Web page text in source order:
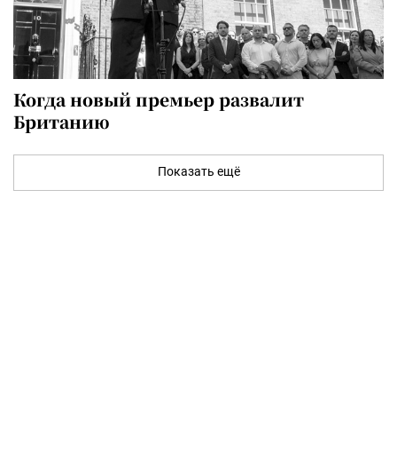
Когда новый премьер развалит
Британию
Показать ещё